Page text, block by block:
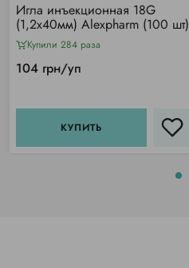
Игла инъекционная 18G
(1,2х40мм) Alexpharm (100 шт)
Купили 284 раза
104 грн/уп
КУПИТЬ